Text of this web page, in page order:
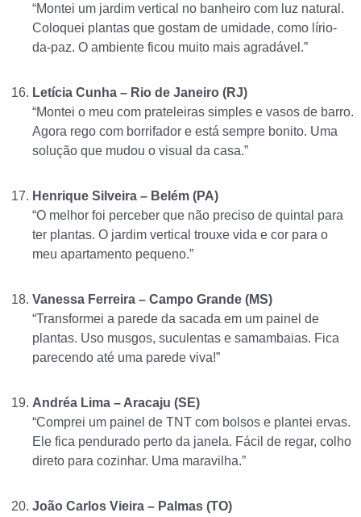
“Montei um jardim vertical no banheiro com luz natural.
Coloquei plantas que gostam de umidade, como lírio-
da-paz. O ambiente ficou muito mais agradável.”
Letícia Cunha – Rio de Janeiro (RJ)
“Montei o meu com prateleiras simples e vasos de barro.
Agora rego com borrifador e está sempre bonito. Uma
solução que mudou o visual da casa.”
Henrique Silveira – Belém (PA)
“O melhor foi perceber que não preciso de quintal para
ter plantas. O jardim vertical trouxe vida e cor para o
meu apartamento pequeno.”
Vanessa Ferreira – Campo Grande (MS)
“Transformei a parede da sacada em um painel de
plantas. Uso musgos, suculentas e samambaias. Fica
parecendo até uma parede viva!”
Andréa Lima – Aracaju (SE)
“Comprei um painel de TNT com bolsos e plantei ervas.
Ele fica pendurado perto da janela. Fácil de regar, colho
direto para cozinhar. Uma maravilha.”
João Carlos Vieira – Palmas (TO)